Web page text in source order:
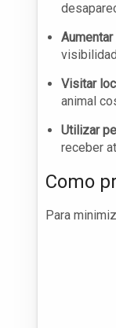
Visitar
animal
Utilizar
receber
Como
Para